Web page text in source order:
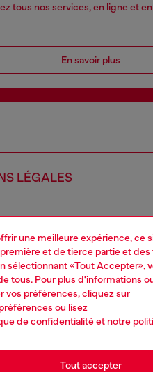
une meilleure expérience, ce
et de tierce partie et
sélectionnant «Tout Accepter»,
tous. Pour plus d'informations
vos préférences, cliquez sur
ou lisez
de confidentialitéet notre
Tout accepter
tous nos services, en ligne et
En savoir plus
LÉGALES
location
browsing Belgique website,
in United States